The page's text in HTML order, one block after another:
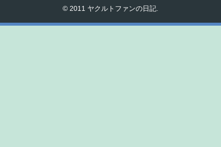
© 2011 ヤクルトファンの日記.